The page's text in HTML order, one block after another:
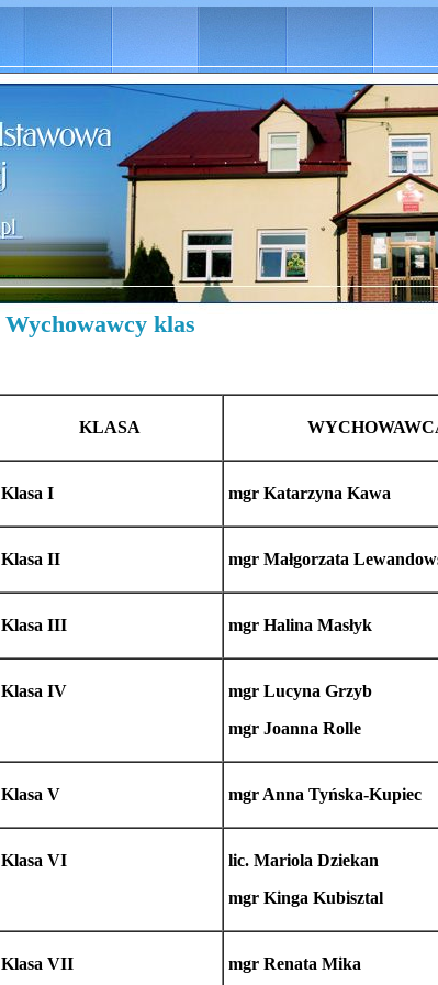
Wychowawcy klas
KLASA
Klasa I mgr Katarzyna Kawa
Klasa II mgr Małgorzata
Klasa III mgr Halina Masłyk
Klasa IV
mgr Lucyna Grzyb
mgr Joanna Rolle
Klasa V mgr Anna Tyńska-Kupiec
Klasa VI
lic. Mariola Dziekan
mgr Kinga Kubisztal
Klasa VII mgr Renata Mika